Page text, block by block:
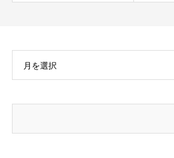
月を選択